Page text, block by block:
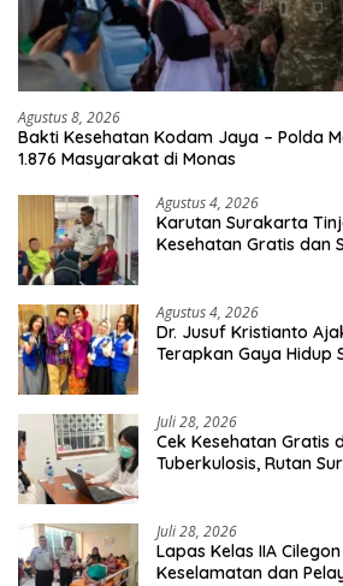
Agustus 8, 2026
Bakti Kesehatan Kodam Jaya – Polda
1.876 Masyarakat di Monas
Agustus 4, 2026
Karutan Surakarta
Kesehatan Gratis dan
Agustus 4, 2026
Dr. Jusuf Kristianto
Terapkan Gaya Hidup
Juli 28, 2026
Cek Kesehatan Gratis
Tuberkulosis, Rutan
Juli 28, 2026
Lapas Kelas IIA
Keselamatan dan